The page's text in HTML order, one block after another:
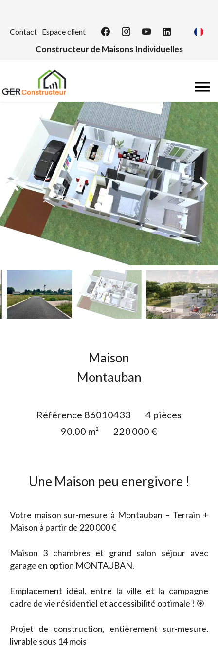
Contact Espace client
Constructeur de Maisons Individuelles
Maison
Montauban
Référence 86010433
4 pièces
90.00 m² 220 000 €
Une Maison peu energivore !
Votre maison sur-mesure à Montauban – Terrain +
Maison à partir de 220 000 €
Maison 3 chambres et grand salon séjour avec
garage en option MONTAUBAN.
Emplacement idéal, entre la ville et la campagne
cadre de vie résidentiel et accessibilité optimale ! 🎯
Projet de construction, entièrement sur-mesure,
livrable sous 14 mois